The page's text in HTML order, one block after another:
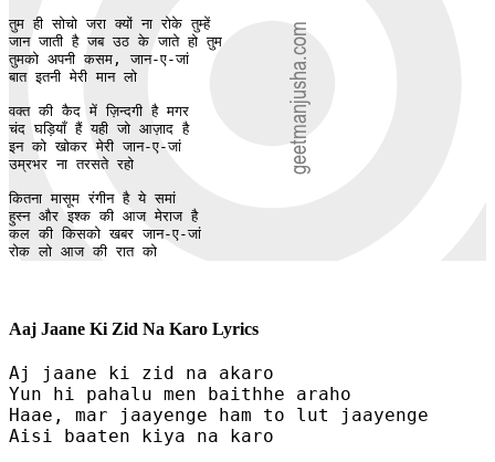
तुम ही सोचो जरा क्यों ना रोके तुम्हें
जान जाती है जब उठ के जाते हो तुम
तुमको अपनी कसम, जान-ए-जां
बात इतनी मेरी मान लो
वक्त की कैद में ज़िन्दगी है मगर
चंद घड़ियाँ हैं यही जो आज़ाद है
इन को खोकर मेरी जान-ए-जां
उम्रभर ना तरसते रहो
कितना मासूम रंगीन है ये समां
हुस्न और इश्क की आज मेराज है
कल की किसको खबर जान-ए-जां
रोक लो आज की रात को
Aaj Jaane Ki Zid Na Karo Lyrics
Aj jaane ki zid na akaro
Yun hi pahalu men baithhe araho
Haae, mar jaayenge ham to lut jaayenge
Aisi baaten kiya na karo